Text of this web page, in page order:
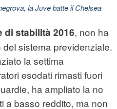
la Juve batte il Chelsea
di stabilità 2016, non ha
sistema previdenziale.
la settima
esodati rimasti fuori
ha ampliato la no
a basso reddito, ma non